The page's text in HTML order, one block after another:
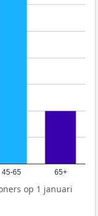
45-65 65+
op 1 januari